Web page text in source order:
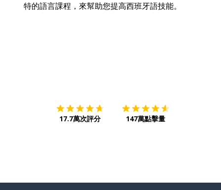
特的語言課程，來幫助您提高西班牙語技能。
17.7萬次評分 147萬點擊量